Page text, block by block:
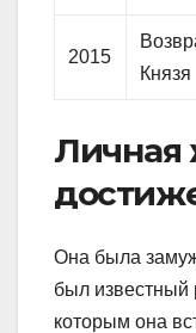
2015
Князя
Личная
Она была
был известный
которым она